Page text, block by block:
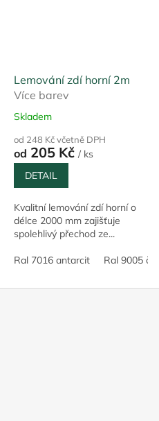
Lemování zdí horní 2m
Více barev
Skladem
od 248 Kč včetně DPH
od 205 Kč / ks
DETAIL
Kvalitní lemování zdí horní o
délce 2000 mm zajišťuje
spolehlivý přechod ze...
Ral 7016 antarcit Ral 9005